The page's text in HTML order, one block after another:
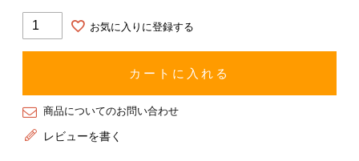
お気に入りに登録する
カートに入れる
商品についてのお問い合わせ
レビューを書く